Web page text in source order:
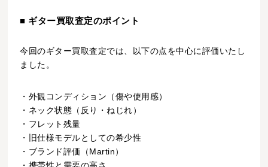
■ ギター買取査定のポイント
今回のギター買取査定では、以下の点を中心に評価いたし
ました。
・外観コンディション（傷や使用感）
・ネック状態（反り・ねじれ）
・フレット残量
・旧仕様モデルとしての希少性
・ブランド評価（Martin）